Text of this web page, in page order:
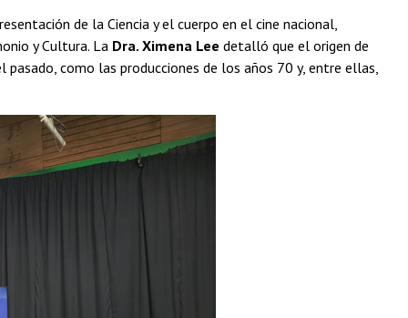
de la Ciencia y el cuerpo en el cine nacional,
y Cultura. La Dra. Ximena Lee detalló que el origen de
como las producciones de los años 70 y, entre ellas,